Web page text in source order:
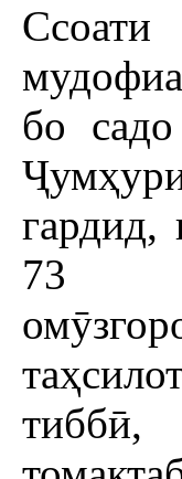
Ссоати
бо
гардид,
73
тиббӣ,